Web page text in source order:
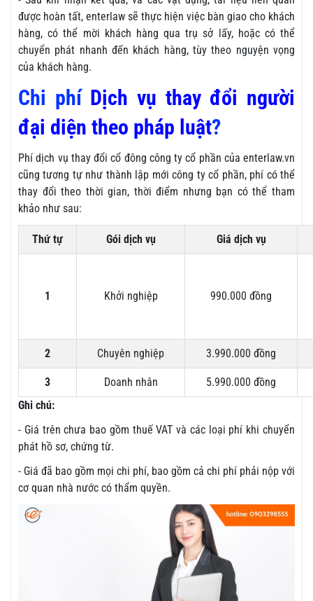
được hoàn tất, enterlaw sẽ thực hiện việc bàn giao cho khách
hàng, có thể mời khách hàng qua trụ sở lấy, hoặc có thể
chuyển phát nhanh đến khách hàng, tùy theo nguyện vọng
của khách hàng.
Chi phí Dịch vụ thay đổi người
đại diện theo pháp luật?
Phí dịch vụ thay đổi cổ đông công ty cổ phần của enterlaw.vn
cũng tương tự như thành lập mới công ty cổ phần, phí có thể
thay đổi theo thời gian, thời điểm nhưng bạn có thể tham
khảo như sau:
Thứ tự Gói dịch vụ Giá dịch vụ
1 Khởi nghiệp 990.000 đồng
2 Chuyên nghiệp 3.990.000 đồng
3 Doanh nhân
5.990.000 đồng
Ghi chú:
- Giá trên chưa bao gồm thuế VAT và các loại phí khi chuyển
phát hồ sơ, chứng từ.
- Giá đã bao gồm mọi chi phí, bao gồm cả chi phí phải nộp với
cơ quan nhà nước có thẩm quyền.